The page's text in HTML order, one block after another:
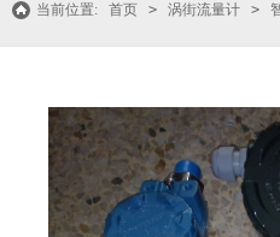
当前位置: 首页 > 涡街流量计 >